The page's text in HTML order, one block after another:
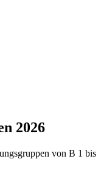
2026
von B 1 bis